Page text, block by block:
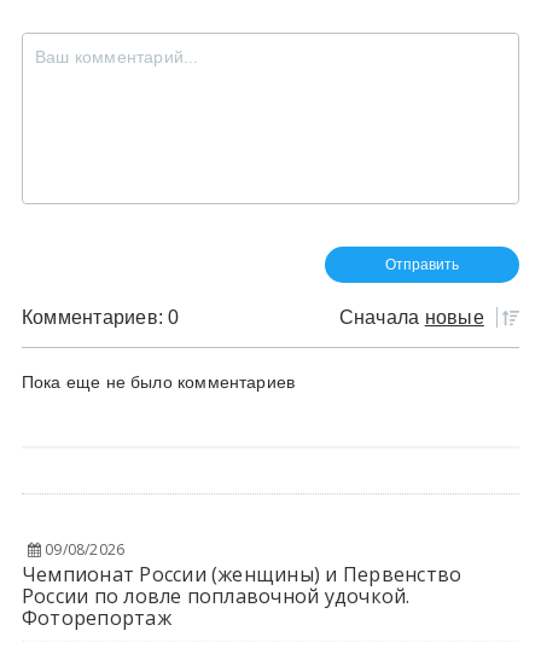
Комментариев: 0 Сначала новые
Пока еще не было комментариев
09/08/2026
Чемпионат России (женщины) и Первенство
России по ловле поплавочной удочкой.
Фоторепортаж